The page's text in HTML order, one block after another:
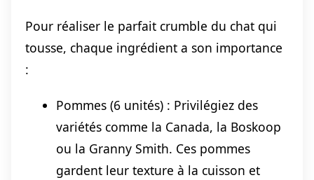
Pour réaliser le parfait crumble du chat qui
tousse, chaque ingrédient a son importance
:
Pommes (6 unités) : Privilégiez des
variétés comme la Canada, la Boskoop
ou la Granny Smith. Ces pommes
gardent leur texture à la cuisson et